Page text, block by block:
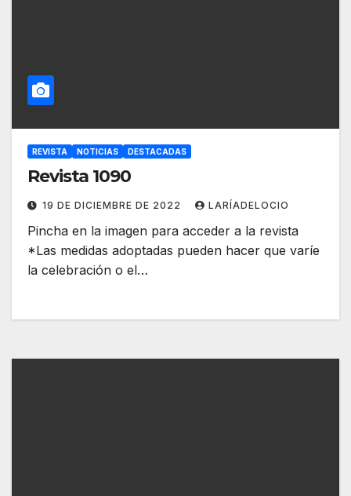
REVISTA NOTICIAS DESTACADAS
Revista 1090
19 DE DICIEMBRE DE 2022 LARÍADELOCIO
Pincha en la imagen para acceder a la revista
*Las medidas adoptadas pueden hacer que varíe
la celebración o el…